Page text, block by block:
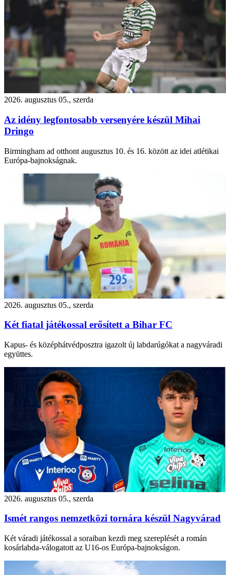
2026. augusztus 05., szerda
Az idény legfontosabb versenyére készül Mihai
Dringo
Birmingham ad otthont augusztus 10. és 16. között az idei atlétikai
Európa-bajnokságnak.
2026. augusztus 05., szerda
Két fiatal játékossal erősített a Bihar FC
Kapus- és középhátvédposztra igazolt új labdarúgókat a nagyváradi
együttes.
2026. augusztus 05., szerda
Ismét rangos nemzetközi tornára készül Nagyvárad
Két váradi játékossal a soraiban kezdi meg szereplését a román
kosárlabda-válogatott az U16-os Európa-bajnokságon.